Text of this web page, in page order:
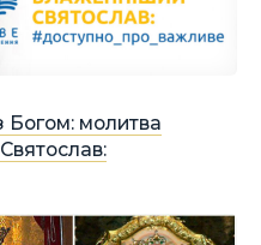
Богом: молитва